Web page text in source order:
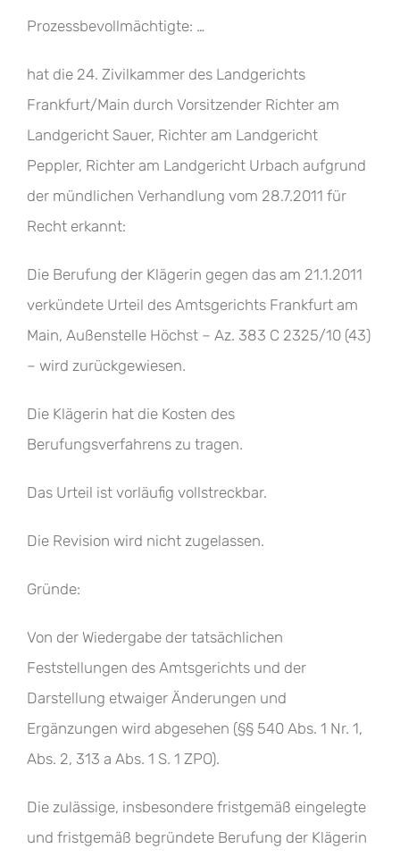
Prozessbevollmächtigte: …
hat die 24. Zivilkammer des Landgerichts
Frankfurt/Main durch Vorsitzender Richter am
Landgericht Sauer, Richter am Landgericht
Peppler, Richter am Landgericht Urbach aufgrund
der mündlichen Verhandlung vom 28.7.2011 für
Recht erkannt:
Die Berufung der Klägerin gegen das am 21.1.2011
verkündete Urteil des Amtsgerichts Frankfurt am
Main, Außenstelle Höchst – Az. 383 C 2325/10 (43)
– wird zurückgewiesen.
Die Klägerin hat die Kosten des
Berufungsverfahrens zu tragen.
Das Urteil ist vorläufig vollstreckbar.
Die Revision wird nicht zugelassen.
Gründe:
Von der Wiedergabe der tatsächlichen
Feststellungen des Amtsgerichts und der
Darstellung etwaiger Änderungen und
Ergänzungen wird abgesehen (§§ 540 Abs. 1 Nr. 1,
Abs. 2, 313 a Abs. 1 S. 1 ZPO).
Die zulässige, insbesondere fristgemäß eingelegte
und fristgemäß begründete Berufung der Klägerin